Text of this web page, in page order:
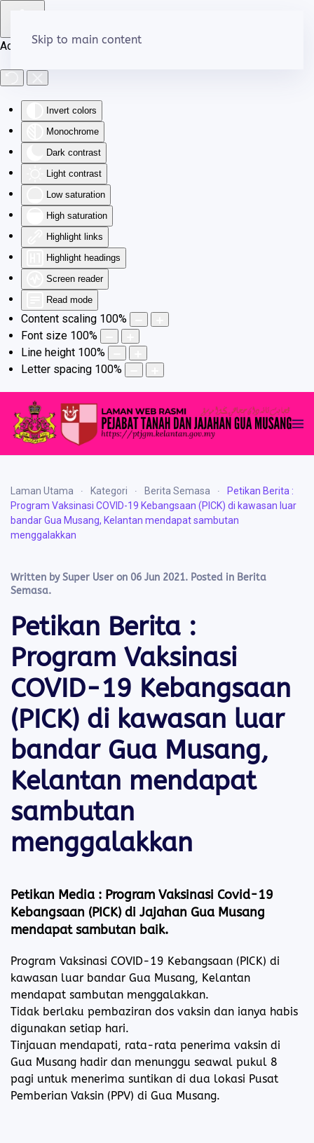
Accessibility Tools
Invert colors
Monochrome
Dark contrast
Light contrast
Low saturation
High saturation
Highlight links
Highlight headings
Screen reader
Read mode
Content scaling 100%
Font size 100%
Line height 100%
Letter spacing 100%
Skip to main content
Laman Utama Kategori Berita Semasa
Petikan Berita :
Program Vaksinasi COVID-19 Kebangsaan (PICK) di kawasan luar
bandar Gua Musang, Kelantan mendapat sambutan
menggalakkan
Written by Super User on 06 Jun 2021. Posted in Berita
Semasa.
Petikan Berita :
Program Vaksinasi
COVID-19 Kebangsaan
(PICK) di kawasan luar
bandar Gua Musang,
Kelantan mendapat
sambutan
menggalakkan
Petikan Media : Program Vaksinasi Covid-19
Kebangsaan (PICK) di Jajahan Gua Musang
mendapat sambutan baik.
Program Vaksinasi COVID-19 Kebangsaan (PICK) di
kawasan luar bandar Gua Musang, Kelantan
mendapat sambutan menggalakkan.
Tidak berlaku pembaziran dos vaksin dan ianya habis
digunakan setiap hari.
Tinjauan mendapati, rata-rata penerima vaksin di
Gua Musang hadir dan menunggu seawal pukul 8
pagi untuk menerima suntikan di dua lokasi Pusat
Pemberian Vaksin (PPV) di Gua Musang.